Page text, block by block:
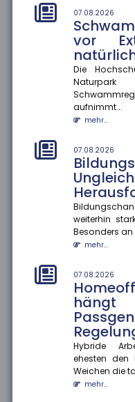
07.08.2026
vor
Die
aufnimmt...
mehr...
07.08.2026
weiterhin
Besonders
mehr...
07.08.2026
Hybride
ehesten den
Weichen die
mehr...
Hybride
Bedürfnissen
tatsächlichen
mehr...
07.08.2026
geben
für sich
rund 1.993
beliebt sind
mehr...
04.08.2026
vor, die
mehr...
04.08.2026
Die
im